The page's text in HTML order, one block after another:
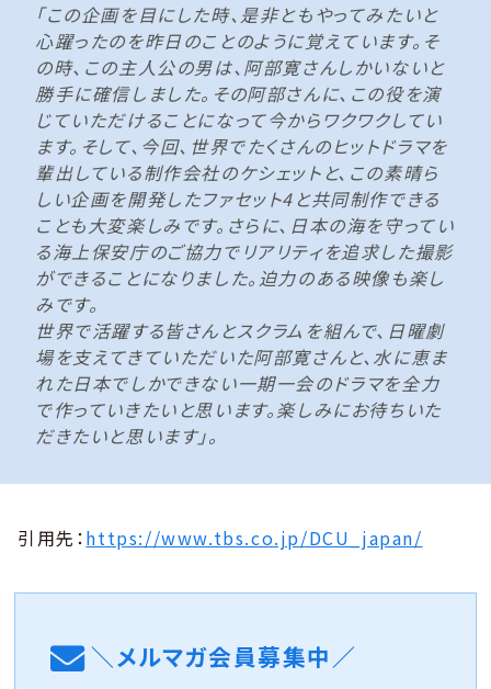
「この企画を目にした時、是非ともやってみたいと
心躍ったのを昨日のことのように覚えています。そ
の時、この主人公の男は、阿部寛さんしかいないと
勝手に確信しました。その阿部さんに、この役を演
じていただけることになって今からワクワクしてい
ます。そして、今回、世界でたくさんのヒットドラマを
輩出している制作会社のケシェットと、この素晴ら
しい企画を開発したファセット4と共同制作できる
ことも大変楽しみです。さらに、日本の海を守ってい
る海上保安庁のご協力でリアリティを追求した撮影
ができることになりました。迫力のある映像も楽し
みです。
世界で活躍する皆さんとスクラムを組んで、日曜劇
場を支えてきていただいた阿部寛さんと、水に恵ま
れた日本でしかできない一期一会のドラマを全力
で作っていきたいと思います。楽しみにお待ちいた
だきたいと思います」。
引用先：https://www.tbs.co.jp/DCU_japan/
＼メルマガ会員募集中／